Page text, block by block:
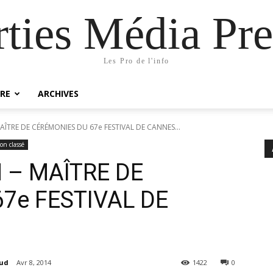
Média
Les Pro de l'info
ARCHIVES
DE CÉRÉMONIES DU 67e FESTIVAL DE CANNES...
classé
– MAÎTRE DE
FESTIVAL DE
Avr 8, 2014 0
1422